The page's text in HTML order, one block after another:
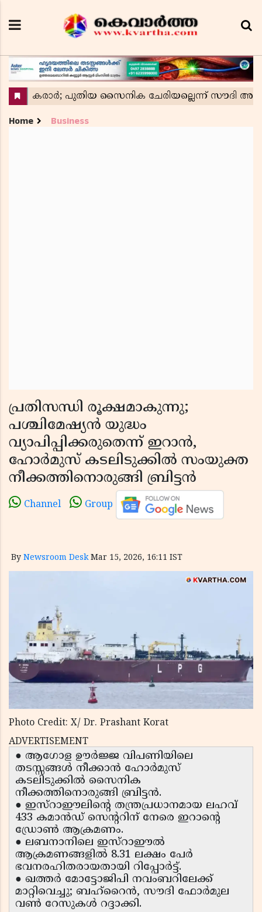
Home Business
പ്രതിസന്ധി രൂക്ഷമാകുന്നു;
പശ്ചിമേഷ്യൻ യുദ്ധം
വ്യാപിപ്പിക്കരുതെന്ന് ഇറാൻ,
ഹോർമുസ് കടലിടുക്കിൽ സംയുക്ത
നീക്കത്തിനൊരുങ്ങി ബ്രിട്ടൻ
Channel Group
By Newsroom Desk Mar 15, 2026, 16:11 IST
Photo Credit: X/ Dr. Prashant Korat
ADVERTISEMENT
● ആഗോള ഊർജ്ജ വിപണിയിലെ
തടസ്സങ്ങൾ നീക്കാൻ ഹോർമുസ്
കടലിടുക്കിൽ സൈനിക
നീക്കത്തിനൊരുങ്ങി ബ്രിട്ടൻ.
● ഇസ്റാഈലിന്റെ തന്ത്രപ്രധാനമായ ലഹവ്
433 കമാൻഡ് സെന്ററിന് നേരെ ഇറാൻ്റെ
ഡ്രോൺ ആക്രമണം.
● ലബനാനിലെ ഇസ്റാഈൽ
ആക്രമണങ്ങളിൽ 8.31 ലക്ഷം പേർ
ഭവനരഹിതരായതായി റിപ്പോർട്ട്.
● ഖത്തർ മോട്ടോജിപി നവംബറിലേക്ക്
മാറ്റിവെച്ചു; ബഹ്റൈൻ, സൗദി ഫോർമുല
വൺ റേസുകൾ റദ്ദാക്കി.